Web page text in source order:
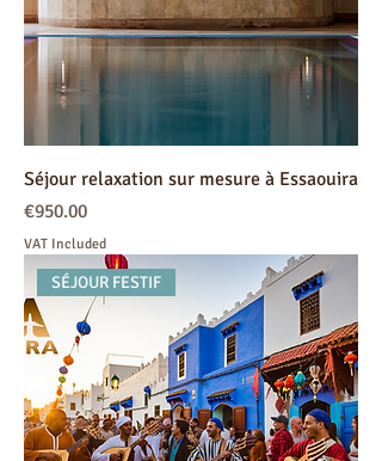
Séjour relaxation sur mesure à Essaouira
Price
€950.00
VAT Included
SÉJOUR FESTIF